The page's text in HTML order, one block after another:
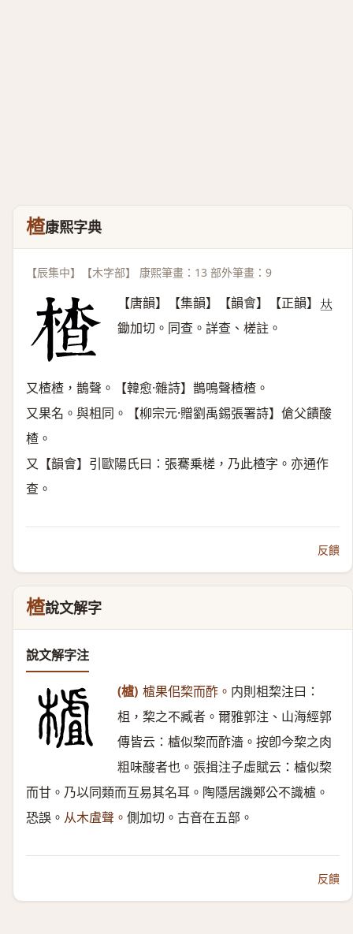
楂康熙字典
【辰集中】【木字部】 康熙筆畫：13 部外筆畫：9
【唐韻】【集韻】【韻會】【正韻】 𠀤
鋤加切。同查。詳查、槎註。
又楂楂，鵲聲。【韓愈·雜詩】鵲鳴聲楂楂。
又果名。與柤同。【柳宗元·贈劉禹錫張署詩】傖父饋酸
楂。
又【韻會】引歐陽氏曰：張騫乗槎，乃此楂字。亦通作
查。
反饋
楂說文解字
說文解字注
(樝) 樝果佀棃而酢。 内則柤棃注曰：
柤，棃之不臧者。爾雅郭注、山海經郭
傳皆云：樝似棃而酢濇。按卽今棃之肉
粗味酸者也。張揖注子虛賦云：樝似棃
而甘。乃以同類而互易其名耳。陶隱居譏鄭公不識樝。
恐誤。 从木虘聲。 側加切。古音在五部。
反饋